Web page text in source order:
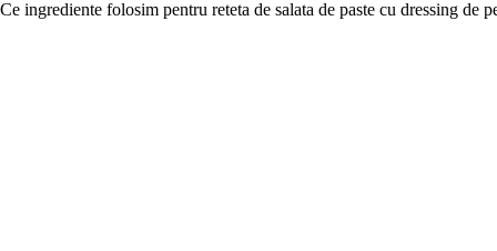
Ce ingrediente folosim pentru reteta de salata de paste cu dressing de